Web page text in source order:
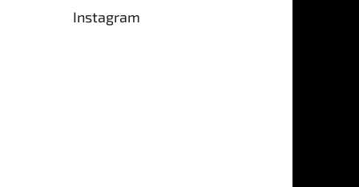
ből 5 csillag.
Instagram